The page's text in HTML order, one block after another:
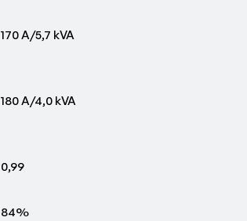
170 A/5,7 kVA
180 A/4,0 kVA
0,99
84%